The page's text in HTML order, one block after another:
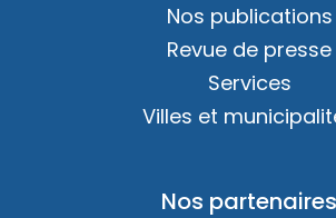
Nos publications
Revue de presse
Services
Villes et
Nos partenaires